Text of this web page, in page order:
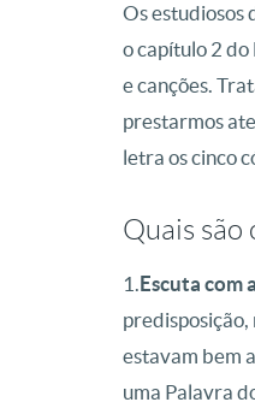
Os estudiosos
o capítulo 2 do
e canções.
prestarmos
letra os cinco
Quais são
1.Escuta com
predisposição,
estavam bem
uma Palavra